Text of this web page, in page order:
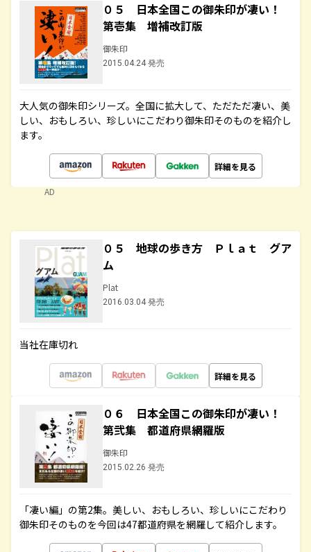
０５ 日本全国この御朱印が凄い！
第壱集 増補改訂版
御朱印
2015.04.24 発売
大人気の御朱印シリーズ。全国に拡大して、ただただ凄い、美
しい、おもしろい、珍しいにこだわり御朱印そのものを紹介し
ます。
詳細を見る
AD
０５ 地球の歩き方 Ｐｌａｔ グア
ム
Plat
2016.03.04 発売
当社在庫切れ
詳細を見る
０６ 日本全国この御朱印が凄い！
第弐集 都道府県網羅版
御朱印
2015.02.26 発売
「凄い編」の第2集。美しい、おもしろい、珍しいにこだわり
御朱印そのものを今回は47都道府県を網羅して紹介します。